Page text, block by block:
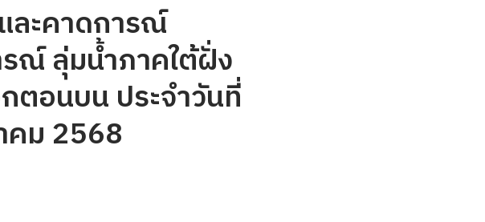
ละคาดการณ์
ณ์ ลุ่มน้ำภาคใต้ฝั่ง
ตอนบน ประจำวันที่
คม 2568